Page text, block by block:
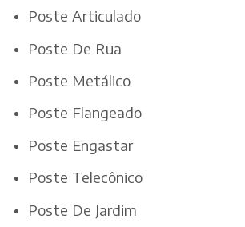
Poste Articulado
Poste De Rua
Poste Metálico
Poste Flangeado
Poste Engastar
Poste Telecônico
Poste De Jardim